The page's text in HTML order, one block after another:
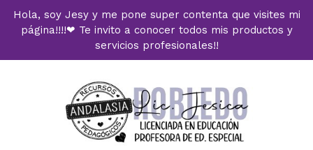
Hola, soy Jesy y me pone super contenta que visites mi
página!!!!❤ Te invito a conocer todos mis productos y
servicios profesionales!!